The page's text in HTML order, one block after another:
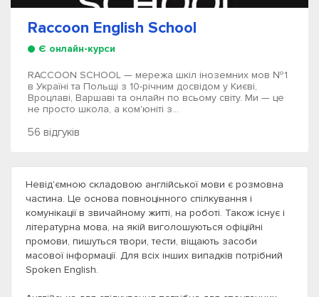
Невід'ємною складовою англійської мови є розмовна
частина. Це основа повноцінного спілкування і
комунікації в звичайному житті, на роботі. Також існує і
літературна мова, на якій виголошуються офіційні
промови, пишуться твори, тести, віщають засоби
масової інформації. Для всіх інших випадків потрібний
Spoken English.
Raccoon English School
Є онлайн-курси
RACCOON SCHOOL — мережа шкіл іноземних мов №1
в Україні та Польщі з 10-річним досвідом у Києві,
Вроцлаві, Варшаві та онлайн по всьому світу. Ми — це
не просто школа, а ком'юніті з...
56 відгуків